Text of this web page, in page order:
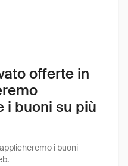
offerte in
i buoni su più
i buoni